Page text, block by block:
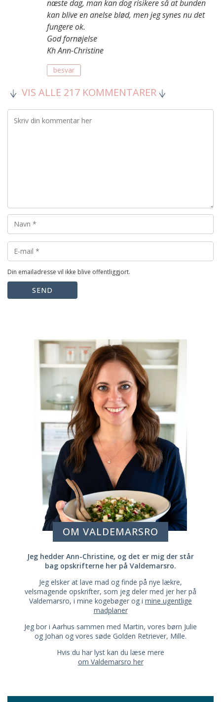
næste dag, man kan dog risikere så at bunden
kan blive en anelse blød, men jeg synes nu det
fungere ok.
God fornøjelse
Kh Ann-Christine
besvar
VIS ALLE 217 KOMMENTARER
Din emailadresse vil ikke blive offentliggjort.
SEND
OM VALDEMARSRO
Jeg hedder Ann-Christine, og det er mig der står
bag opskrifterne her på Valdemarsro.
Jeg elsker at lave mad og finde på nye lækre,
velsmagende opskrifter, som jeg deler med jer her på
Valdemarsro, i mine kogebøger og i mine ugentlige
madplaner
Jeg bor i Aarhus sammen med Martin, vores børn Julie
og Johan og vores søde Golden Retriever, Mille.
Hvis du har lyst kan du læse mere
om Valdemarsro her